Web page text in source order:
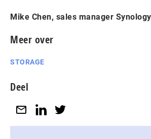
Mike Chen, sales manager Synology
Meer over
STORAGE
Deel